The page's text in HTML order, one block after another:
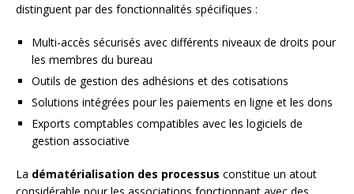
distinguent par des fonctionnalités spécifiques :
Multi-accès sécurisés avec différents niveaux de droits pour
les membres du bureau
Outils de gestion des adhésions et des cotisations
Solutions intégrées pour les paiements en ligne et les dons
Exports comptables compatibles avec les logiciels de
gestion associative
La dématérialisation des processus constitue un atout